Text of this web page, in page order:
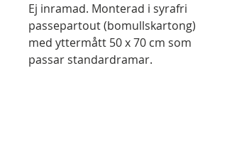
Ej inramad. Monterad i syrafri
passepartout (bomullskartong)
med yttermått 50 x 70 cm som
passar standardramar.